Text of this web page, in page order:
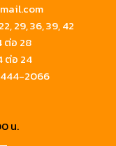
29, 36, 39, 42
ต่อ 28
ต่อ 24
2066
น.